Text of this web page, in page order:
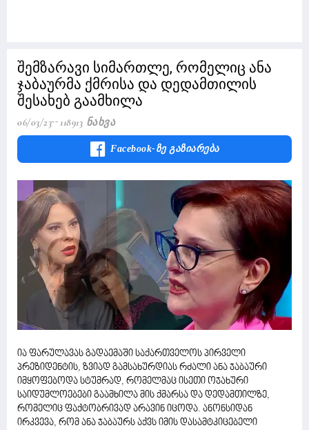
შემზარავი სიმართლე, რომელიც ანა
ჯაბაურმა ქმრისა და დედამთილის
შესახებ გაამხილა
06/03/23 118913 Ნახვა
Facebook-Ზე Გაზიარება
ია ფარულავას გადაემაში საქართველოს პირველი
პრეზიდენტის, ზვიად გამსახურდიას რძალი ანა ჯაბაური
იმყოფებოდა სტუმრად, რომელმაც ისეთი ოჯახური
საიდუმლოებები გაამხილა მის ქმარსა და დედამთილზე,
რომელიც ფაქტობრივად არავინ იცოდა. ანონსიდან
ირკვევა, რომ ანა ჯაბაურს აქვს იმის დასამტკიცებელი